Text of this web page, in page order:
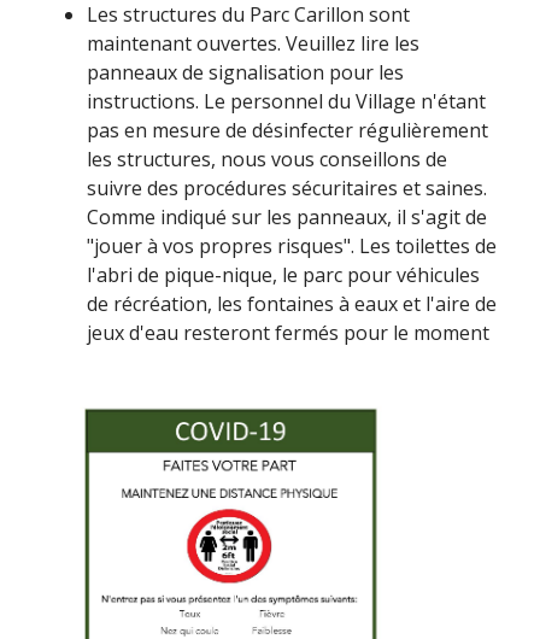
Les structures du Parc Carillon sont
maintenant ouvertes. Veuillez lire les
panneaux de signalisation pour les
instructions. Le personnel du Village n'étant
pas en mesure de désinfecter régulièrement
les structures, nous vous conseillons de
suivre des procédures sécuritaires et saines.
Comme indiqué sur les panneaux, il s'agit de
"jouer à vos propres risques". Les toilettes de
l'abri de pique-nique, le parc pour véhicules
de récréation, les fontaines à eaux et l'aire de
jeux d'eau resteront fermés pour le moment